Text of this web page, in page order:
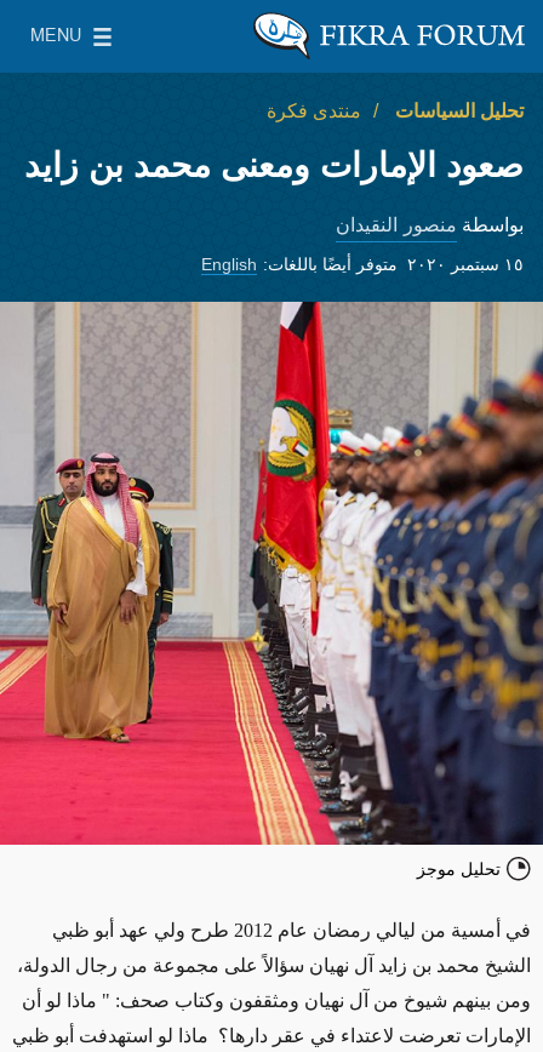
معهد واشنطن لسياسات الشرق الأدنى
MENU
Main Menu
تحليل السياسات منتدى فكرة
صعود الإمارات ومعنى محمد بن زايد
بواسطة منصور النقيدان
١٥ سبتمبر ٢٠٢٠ متوفر أيضًا باللغات: English
تحليل موجز
في أمسية من ليالي رمضان عام 2012 طرح ولي عهد أبو ظبي
الشيخ محمد بن زايد آل نهيان سؤالاً على مجموعة من رجال الدولة،
ومن بينهم شيوخ من آل نهيان ومثقفون وكتاب صحف: " ماذا لو أن
الإمارات تعرضت لاعتداء في عقر دارها؟ ماذا لو استهدفت أبو ظبي